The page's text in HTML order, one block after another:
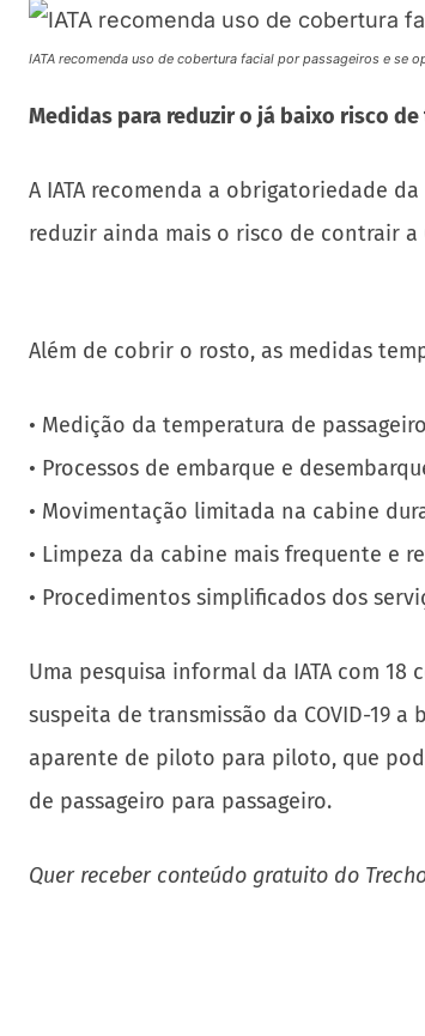
IATA recomenda uso de cobertura facial por passageiros e se
Medidas para reduzir o já baixo risco
A IATA recomenda a obrigatoriedade
reduzir ainda mais o risco de contrair a
Além de cobrir o rosto, as medidas
• Medição da temperatura de
• Processos de embarque e
• Movimentação limitada na cabine
• Limpeza da cabine mais frequente e
• Procedimentos simplificados dos
Uma pesquisa informal da IATA com
suspeita de transmissão da COVID-19
aparente de piloto para piloto, que
de passageiro para passageiro.
Quer receber conteúdo gratuito do